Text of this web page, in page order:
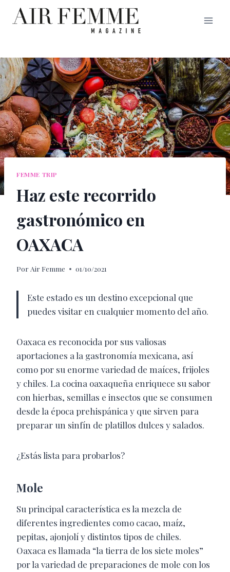
Saltar
FEMME TRIP
Haz este recorrido
gastronómico en
OAXACA
Por Air Femme 01/10/2021
Este estado es un destino excepcional que
puedes visitar en cualquier momento del año.
Oaxaca es reconocida por sus valiosas
aportaciones a la gastronomía mexicana, así
como por su enorme variedad de maíces, frijoles
y chiles. La cocina oaxaqueña enriquece su sabor
con hierbas, semillas e insectos que se consumen
desde la época prehispánica y que sirven para
preparar un sinfín de platillos dulces y salados.
¿Estás lista para probarlos?
Mole
Su principal característica es la mezcla de
diferentes ingredientes como cacao, maíz,
pepitas, ajonjolí y distintos tipos de chiles.
Oaxaca es llamada “la tierra de los siete moles”
por la variedad de preparaciones de mole con los